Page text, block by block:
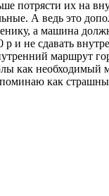
потрясти их на
А ведь это
а машина
и не сдавать
маршрут
как
как